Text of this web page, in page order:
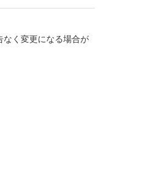
く変更になる場合が